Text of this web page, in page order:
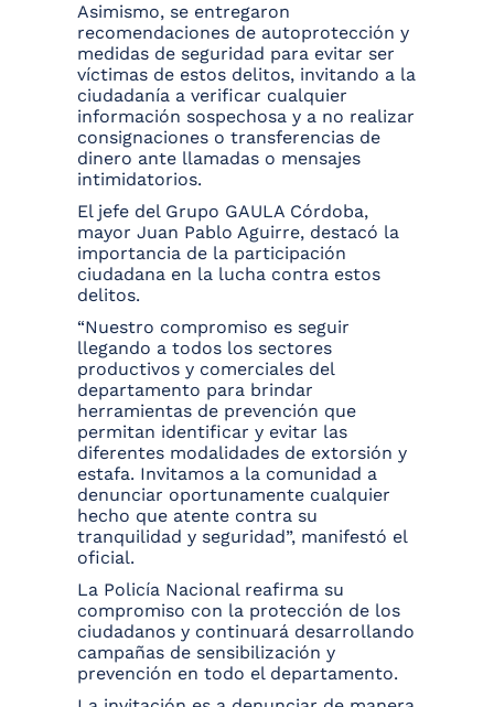
Asimismo, se entregaron
recomendaciones de autoprotección y
medidas de seguridad para evitar ser
víctimas de estos delitos, invitando a la
ciudadanía a verificar cualquier
información sospechosa y a no realizar
consignaciones o transferencias de
dinero ante llamadas o mensajes
intimidatorios.
El jefe del Grupo GAULA Córdoba,
mayor Juan Pablo Aguirre, destacó la
importancia de la participación
ciudadana en la lucha contra estos
delitos.
“Nuestro compromiso es seguir
llegando a todos los sectores
productivos y comerciales del
departamento para brindar
herramientas de prevención que
permitan identificar y evitar las
diferentes modalidades de extorsión y
estafa. Invitamos a la comunidad a
denunciar oportunamente cualquier
hecho que atente contra su
tranquilidad y seguridad”, manifestó el
oficial.
La Policía Nacional reafirma su
compromiso con la protección de los
ciudadanos y continuará desarrollando
campañas de sensibilización y
prevención en todo el departamento.